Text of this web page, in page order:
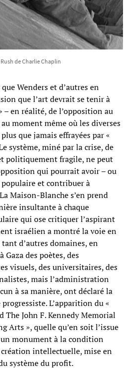
de Charlie Chaplin
Wenders et d’autres en
que l’art devrait se tenir à
– en réalité, de l’opposition au
moment même où les diverses
que jamais effrayées par «
système, miné par la crise, de
politiquement fragile, ne peut
qui pourrait avoir – ou
et contribuer à
Maison-Blanche s’en prend
insultante à chaque
qui ose critiquer l’aspirant
israélien a montré la voie en
d’autres domaines, en
des poètes, des
visuels, des universitaires, des
mais l’administration
à sa manière, ont déclaré la
L’apparition du «
The John F. Kennedy Memorial
Arts », quelle qu’en soit l’issue
monument à la condition
intellectuelle, mise en
système du profit.